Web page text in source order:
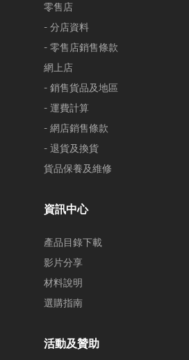
零售店
- 分店資料
- 零售店銷售條款
網上店
- 銷售貨品及地區
- 運費計算
- 網店銷售條款
- 退貨及換貨
貨品保養及維修
資訊中心
產品目錄下載
影片分享
材料說明
選購指南
活動及贊助